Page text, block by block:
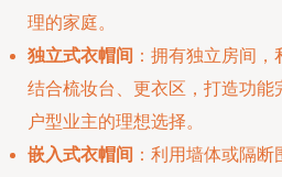
理的家庭。
独立式衣帽间 ：拥有独立房间
结合梳妆台、更衣区，打造功
户型业主的理想选择。
嵌入式衣帽间 ：利用墙体或隔